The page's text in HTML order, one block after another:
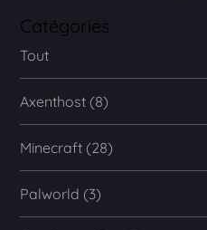
Catégories
Tout
Axenthost (8)
Minecraft (28)
Palworld (3)